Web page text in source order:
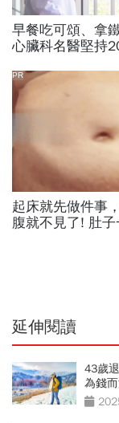
早餐吃可頌、拿
心臟科名醫堅持
喝咖啡前先喝「
護心
起床就先做件事
腹就不見了! 肚子
PR
延伸閱讀
43歲
為錢